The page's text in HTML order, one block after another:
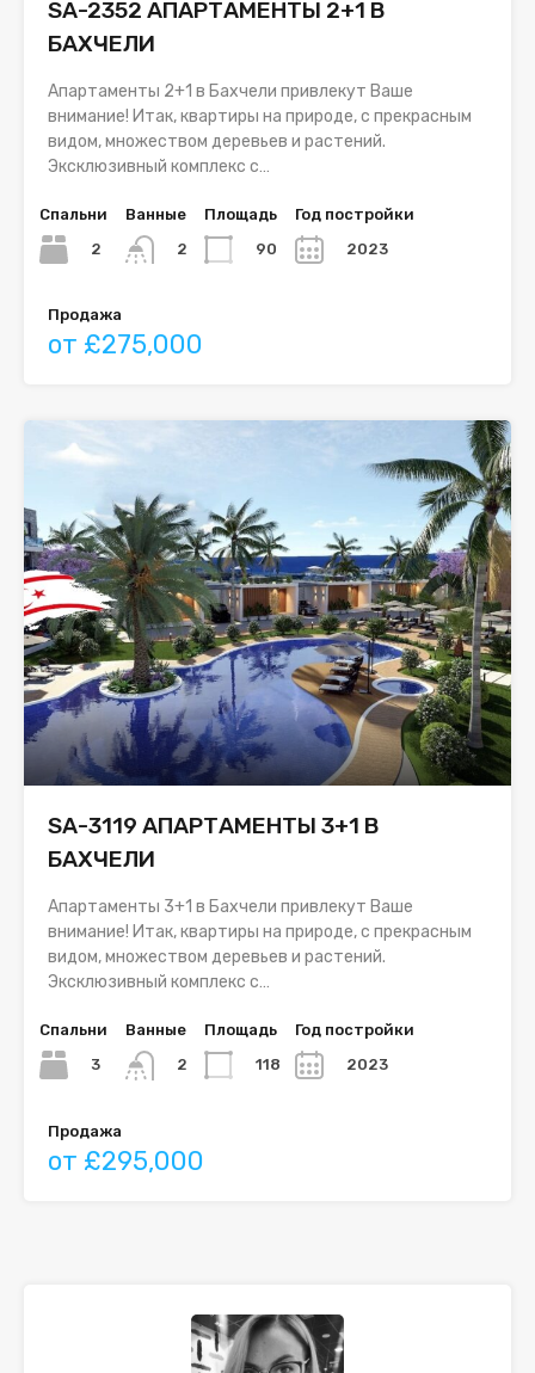
SA-2352 АПАРТАМЕНТЫ 2+1 В
БАХЧЕЛИ
Апартаменты 2+1 в Бахчели привлекут Ваше
внимание! Итак, квартиры на природе, с прекрасным
видом, множеством деревьев и растений.
Эксклюзивный комплекс с…
Спальни
2
Ванные
2
Площадь
90
Год постройки
2023
Продажа
от £275,000
SA-3119 АПАРТАМЕНТЫ 3+1 В
БАХЧЕЛИ
Апартаменты 3+1 в Бахчели привлекут Ваше
внимание! Итак, квартиры на природе, с прекрасным
видом, множеством деревьев и растений.
Эксклюзивный комплекс с…
Спальни
3
Ванные
2
Площадь
118
Год постройки
2023
Продажа
от £295,000